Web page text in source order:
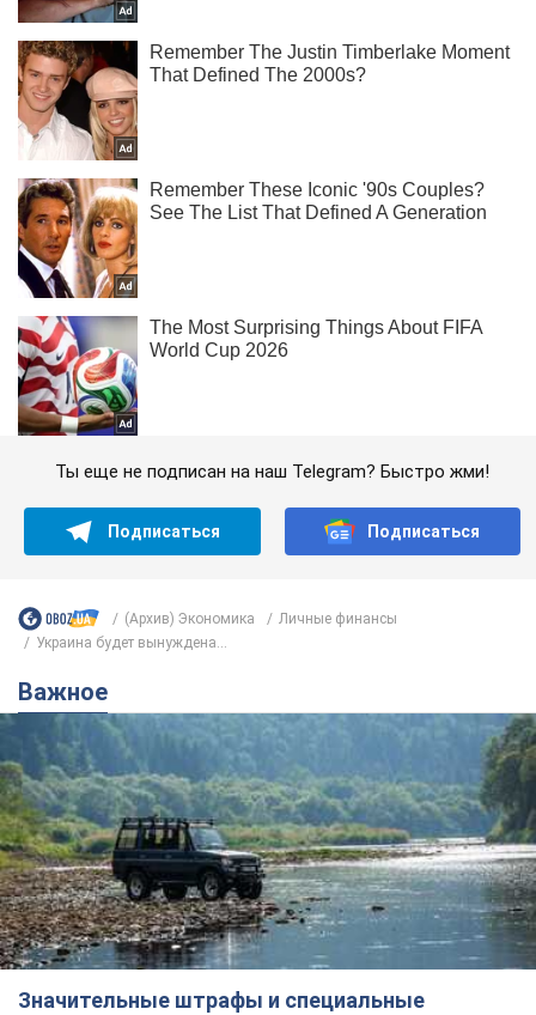
Ты еще не подписан на наш Telegram? Быстро жми!
Подписаться Подписаться
(Архив) Экономика
Личные финансы
Украина будет вынуждена...
Важное
Значительные штрафы и специальные